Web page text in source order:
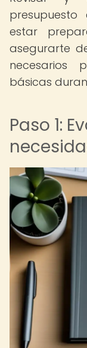
estar
asegurarte
necesarios
básicas
Paso 1: